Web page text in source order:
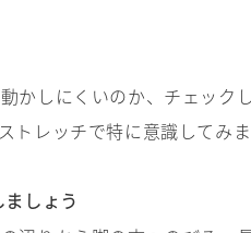
かしにくいのか、チェック
レッチで特に意識してみま
しょう